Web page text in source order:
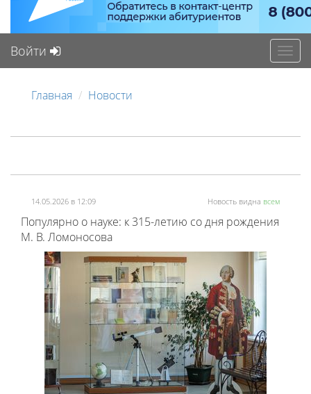
Войти
Главная Новости
14.05.2026 в 12:09 Новость видна всем
Популярно о науке: к 315-летию со дня рождения
М. В. Ломоносова